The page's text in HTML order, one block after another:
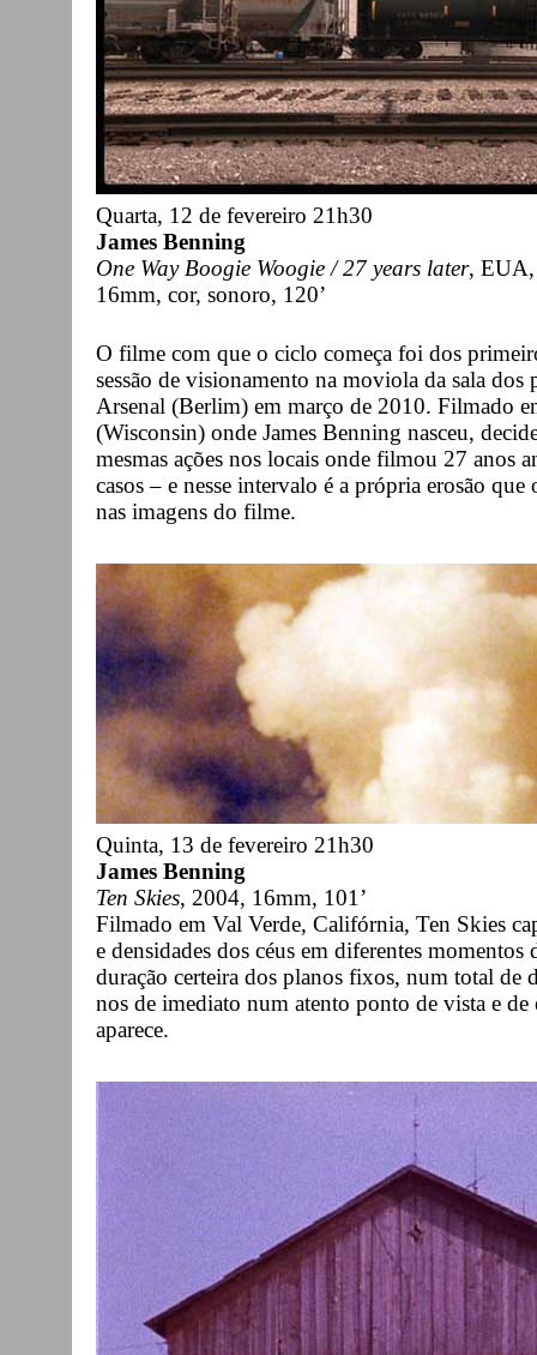
Quarta, 12 de fevereiro 21h30
James Benning
One Way Boogie Woogie / 27 years later,
16mm, cor, sonoro, 120’
O filme com que o ciclo começa foi dos
sessão de visionamento na moviola da sala
Arsenal (Berlim) em março de 2010. Filmado
(Wisconsin) onde James Benning nasceu,
mesmas ações nos locais onde filmou 27 anos
casos – e nesse intervalo é a própria erosão
nas imagens do filme.
Quinta, 13 de fevereiro 21h30
James Benning
Ten Skies, 2004, 16mm, 101’
Filmado em Val Verde, Califórnia, Ten Skies
e densidades dos céus em diferentes
duração certeira dos planos fixos, num total de
nos de imediato num atento ponto de vista e de
aparece.